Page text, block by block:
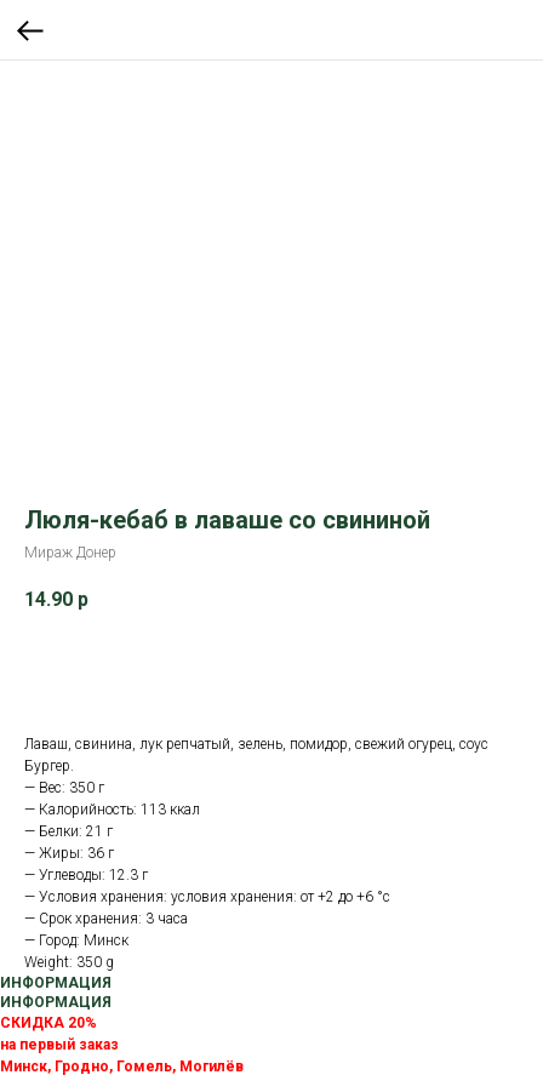
Люля-кебаб в лаваше со свининой
Мираж Донер
14.90 р
Лаваш, свинина, лук репчатый, зелень, помидор, свежий огурец, соус
Бургер.
— Вес: 350 г
— Калорийность: 113 ккал
— Белки: 21 г
— Жиры: 36 г
— Углеводы: 12.3 г
— Условия хранения: условия хранения: от +2 до +6 °с
— Срок хранения: 3 часа
— Город: Минск
Weight: 350 g
ИНФОРМАЦИЯ
ИНФОРМАЦИЯ
СКИДКА 20%
на первый заказ
Минск, Гродно, Гомель, Могилёв